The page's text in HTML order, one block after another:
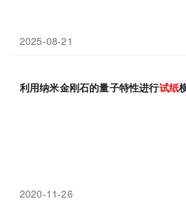
2025-08-21
利用纳米金刚石的量子特性进行试纸
2020-11-26